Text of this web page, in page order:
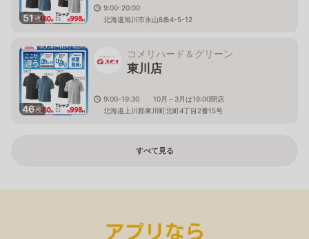
51枚
9:00-20:00
北海道旭川市永山8条4-5-12
46枚
コメリハード＆グリーン
東川店
9:00-19:30 10月～3月は19:00閉店
北海道上川郡東川町北町4丁目2番15号
すべて見る